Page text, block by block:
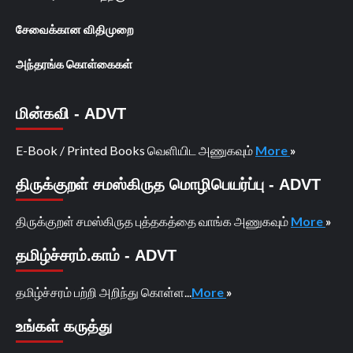
சேவைக்கான விதிமுறை
அந்தரங்க கொள்கைகள்
மின்கவி - ADVT
E-Book / Printed Books வெளியிட அணுகவும் More »
திருக்குறள் சமஸ்கிருத மொழிபெயர்ப்பு - ADVT
திருக்குறள் சமஸ்கிருத புத்தகத்தை வாங்க அணுகவும் More »
தமிழ்ச்சரம்.காம் - ADVT
தமிழ்ச்சரம் பற்றி அறிந்து கொள்ள... More »
உங்கள் கருத்து